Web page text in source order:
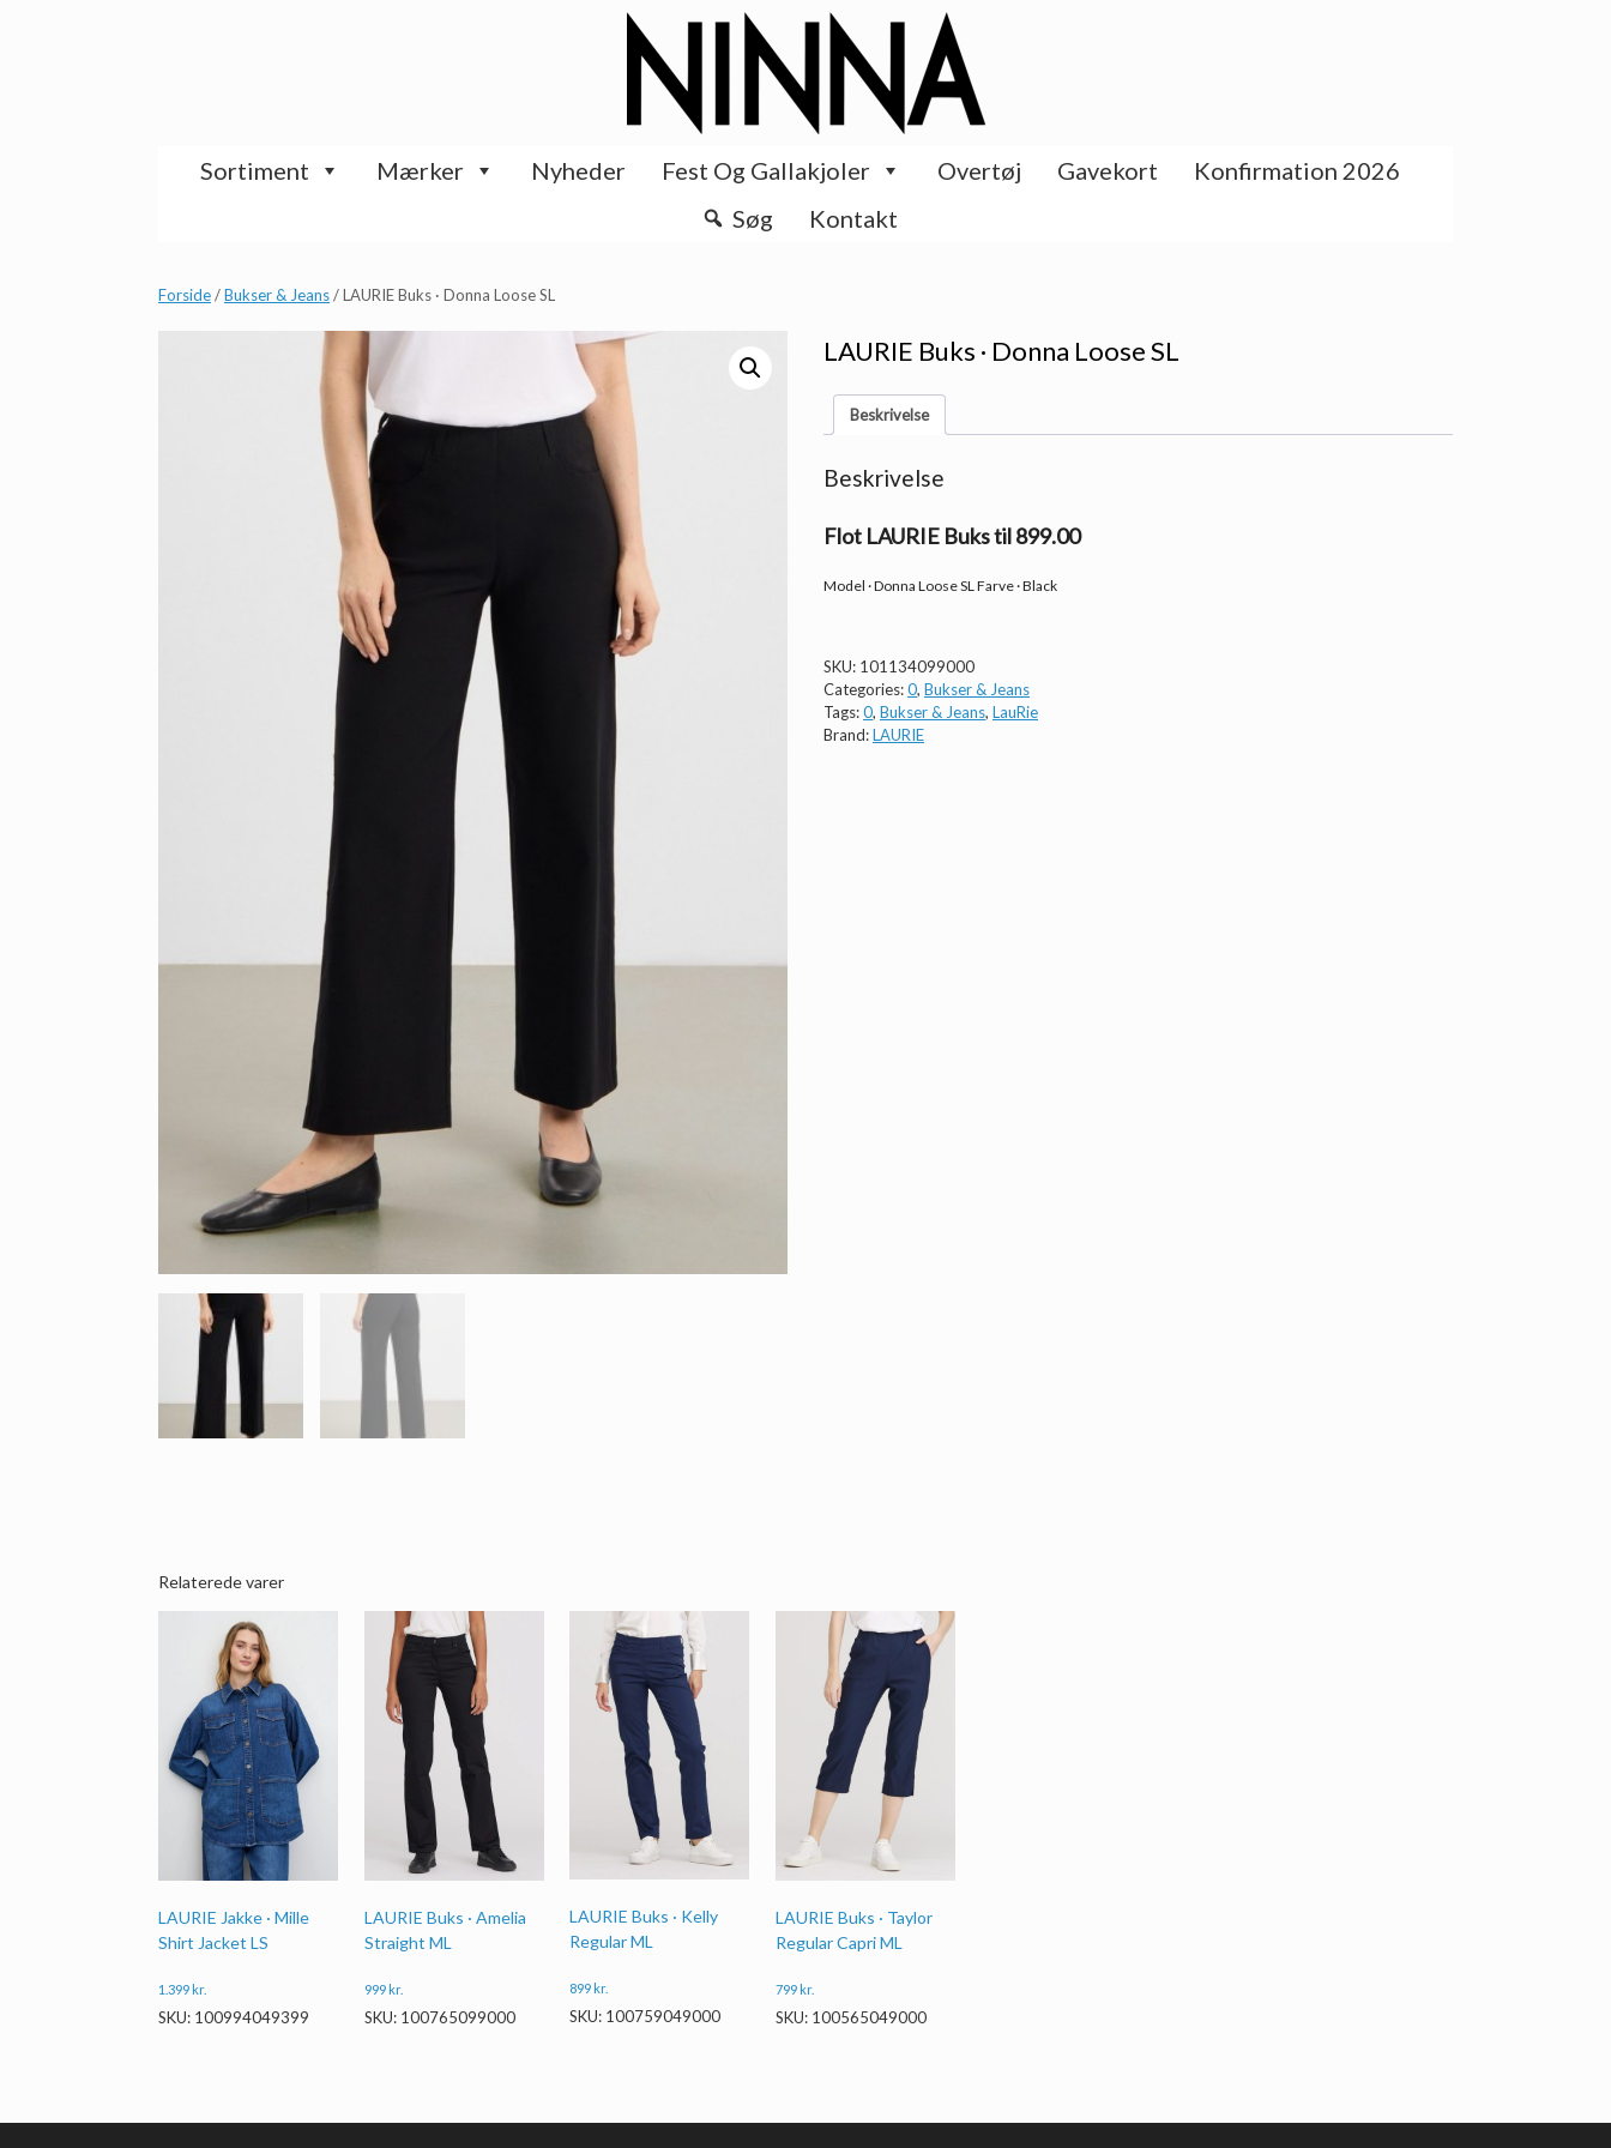
Sortiment Mærker Nyheder Fest Og Gallakjoler Overtøj Gavekort
Konfirmation 2026
Søg
Kontakt
Forside/Bukser & Jeans/ LAURIE Buks · Donna Loose SL
LAURIE Buks · Donna Loose SL
Beskrivelse
Beskrivelse
Flot LAURIE Buks til 899.00
Model · Donna Loose SL Farve · Black
SKU: 101134099000
Categories:0, Bukser & Jeans
Tags:0, Bukser & Jeans, LauRie
Brand:LAURIE
Relaterede varer
LAURIE Jakke · Mille
Shirt Jacket LS
1.399 kr.
SKU: 100994049399
LAURIE Buks · Amelia
Straight ML
999 kr.
SKU: 100765099000
LAURIE Buks · Kelly
Regular ML
899 kr.
SKU: 100759049000
LAURIE Buks · Taylor
Regular Capri ML
799 kr.
SKU: 100565049000